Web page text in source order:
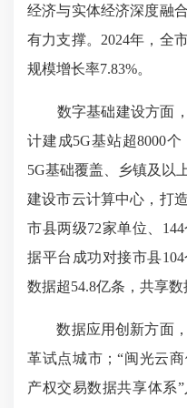
经济与实体经济深度融
有力支撑。2024年，全
规模增长率7.83%。
数字基础建设方面，
计建成5G基站超8000
5G基础覆盖、乡镇及以
建设市云计算中心，打
市县两级72家单位、
据平台成功对接市县
数据超54.8亿条，共享数
数据应用创新方面，
革试点城市；“闽光云
产权交易数据共享体系